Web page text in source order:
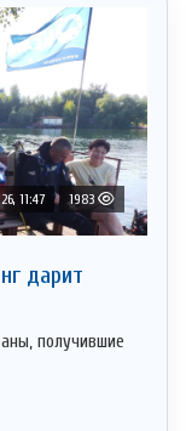
11:47 1983
дарит
получившие